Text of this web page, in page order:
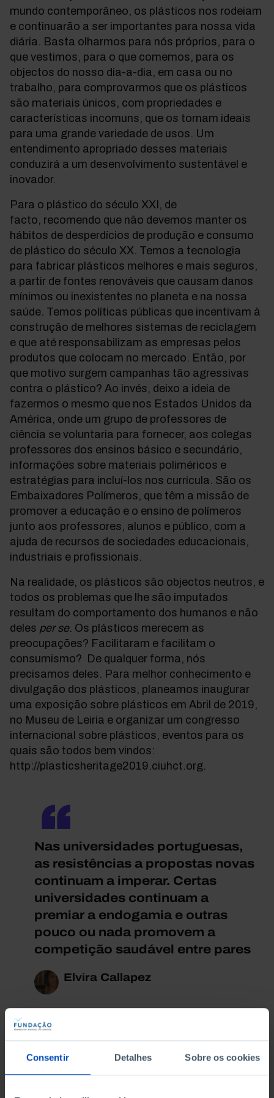
Consentir Detalhes Sobre os cookies
mundo contemporâneo, os plásticos nos rodeiam
e continuarão a ser importantes para nossa vida
diária. Basta olharmos para nós próprios, para o
que vestimos, para o que comemos, para os
objectos do nosso dia-a-dia, em casa ou no
trabalho, para comprovarmos que os plásticos
são materiais únicos, com propriedades e
características incomuns, que os tornam ideais
para uma grande variedade de usos. Um
entendimento apropriado desses materiais
conduzirá a um desenvolvimento sustentável e
inovador.
Para o plástico do século XXI, de
facto, recomendo que não devemos manter os
hábitos de desperdícios de produção e consumo
de plástico do século XX. Temos a tecnologia
para fabricar plásticos melhores e mais seguros,
a partir de fontes renováveis que causam danos
mínimos ou inexistentes no planeta e na nossa
saúde. Temos políticas públicas que incentivam à
construção de melhores sistemas de reciclagem
e que até responsabilizam as empresas pelos
produtos que colocam no mercado. Então, por
que motivo surgem campanhas tão agressivas
contra o plástico? Ao invés, deixo a ideia de
fazermos o mesmo que nos Estados Unidos da
América, onde um grupo de professores de
ciência se voluntaria para fornecer, aos colegas
professores dos ensinos básico e secundário,
informações sobre materiais poliméricos e
estratégias para incluí-los nos curricula. São os
Embaixadores Polímeros, que têm a missão de
promover a educação e o ensino de polímeros
junto aos professores, alunos e público, com a
ajuda de recursos de sociedades educacionais,
industriais e profissionais.
Na realidade, os plásticos são objectos neutros, e
todos os problemas que lhe são imputados
resultam do comportamento dos humanos e não
deles per se. Os plásticos merecem as
preocupações? Facilitaram e facilitam o
consumismo? De qualquer forma, nós
precisamos deles. Para melhor conhecimento e
divulgação dos plásticos, planeamos inaugurar
uma exposição sobre plásticos em Abril de 2019,
no Museu de Leiria e organizar um congresso
internacional sobre plásticos, eventos para os
quais são todos bem vindos:
http://plasticsheritage2019.ciuhct.org.
Nas universidades portuguesas,
as resistências a propostas novas
continuam a imperar. Certas
universidades continuam a
premiar a endogamia e outras
pouco ou nada promovem a
competição saudável entre pares
Elvira Callapez